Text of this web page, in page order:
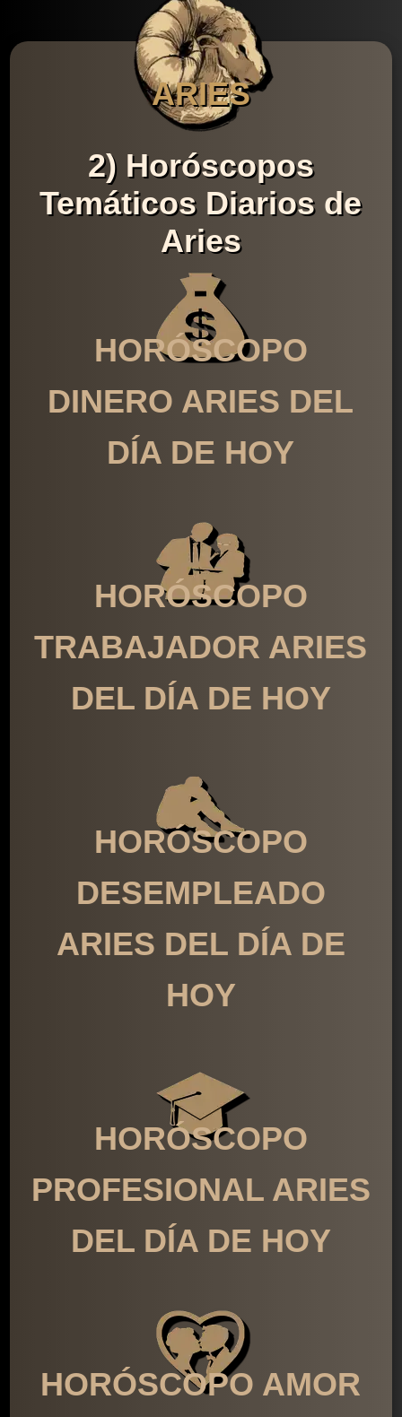
ARIES
2) Horóscopos
Temáticos Diarios de
Aries
HORÓSCOPO
DINERO ARIES DEL
DÍA DE HOY
HORÓSCOPO
TRABAJADOR ARIES
DEL DÍA DE HOY
HORÓSCOPO
DESEMPLEADO
ARIES DEL DÍA DE
HOY
HORÓSCOPO
PROFESIONAL ARIES
DEL DÍA DE HOY
HORÓSCOPO AMOR